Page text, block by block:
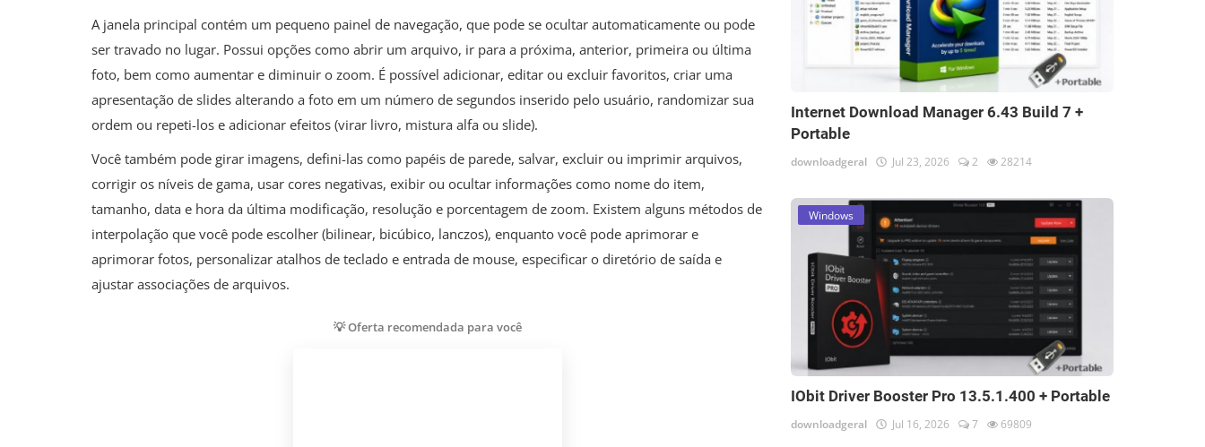
A janela principal contém um pequeno painel de navegação, que pode se ocultar automaticamente ou pode
ser travado no lugar. Possui opções como abrir um arquivo, ir para a próxima, anterior, primeira ou última
foto, bem como aumentar e diminuir o zoom. É possível adicionar, editar ou excluir favoritos, criar uma
apresentação de slides alterando a foto em um número de segundos inserido pelo usuário, randomizar sua
ordem ou repeti-los e adicionar efeitos (virar livro, mistura alfa ou slide).
Você também pode girar imagens, defini-las como papéis de parede, salvar, excluir ou imprimir arquivos,
corrigir os níveis de gama, usar cores negativas, exibir ou ocultar informações como nome do item,
tamanho, data e hora da última modificação, resolução e porcentagem de zoom. Existem alguns métodos de
interpolação que você pode escolher (bilinear, bicúbico, lanczos), enquanto você pode aprimorar e
aprimorar fotos, personalizar atalhos de teclado e entrada de mouse, especificar o diretório de saída e
ajustar associações de arquivos.
💡 Oferta recomendada para você
Internet Download Manager 6.43 Build 7 +
Portable
downloadgeral Jul 23, 2026 2 28214
Windows
IObit Driver Booster Pro 13.5.1.400 + Portable
downloadgeral Jul 16, 2026 7 69809